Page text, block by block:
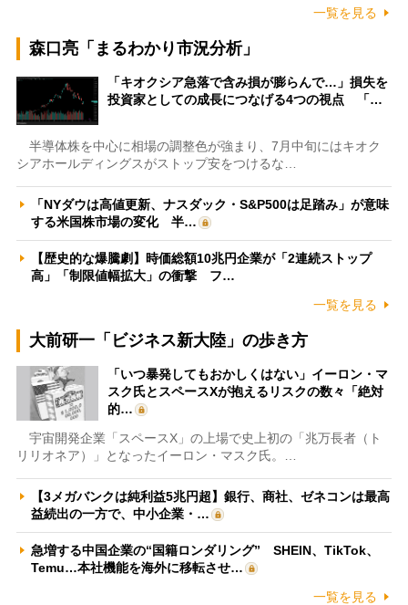
一覧を見る
森口亮「まるわかり市況分析」
「キオクシア急落で含み損が膨らんで…」損失を
投資家としての成長につなげる4つの視点 「…
半導体株を中心に相場の調整色が強まり、7月中旬にはキオク
シアホールディングスがストップ安をつけるな…
「NYダウは高値更新、ナスダック・S&P500は足踏み」が意味
する米国株市場の変化 半…
【歴史的な爆騰劇】時価総額10兆円企業が「2連続ストップ
高」「制限値幅拡大」の衝撃 フ…
一覧を見る
大前研一「ビジネス新大陸」の歩き方
「いつ暴発してもおかしくはない」イーロン・マ
スク氏とスペースXが抱えるリスクの数々「絶対
的…
宇宙開発企業「スペースX」の上場で史上初の「兆万長者（ト
リリオネア）」となったイーロン・マスク氏。…
【3メガバンクは純利益5兆円超】銀行、商社、ゼネコンは最高
益続出の一方で、中小企業・…
急増する中国企業の“国籍ロンダリング” SHEIN、TikTok、
Temu…本社機能を海外に移転させ…
一覧を見る